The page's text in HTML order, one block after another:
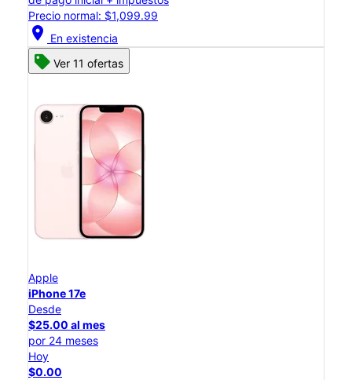
Precio normal: $1,099.99
location_on En existencia
Ver 11 ofertas
Apple
iPhone 17e
Desde
$25.00 al mes
por 24 meses
Hoy
$0.00